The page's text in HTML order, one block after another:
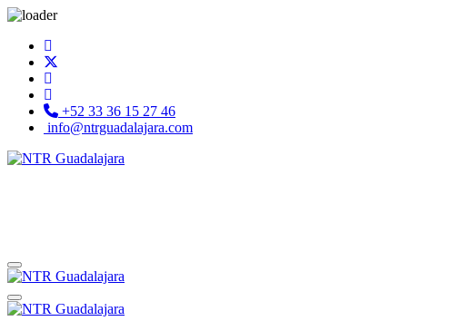
+52 33 36 15 27 46
info@ntrguadalajara.com